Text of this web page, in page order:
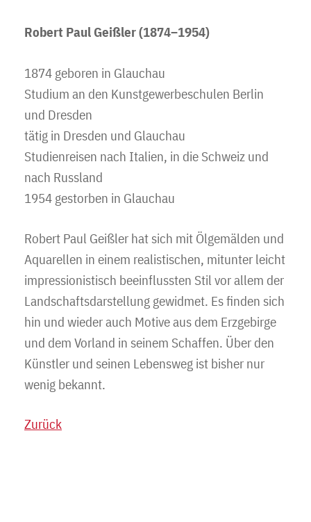
Robert Paul Geißler (1874–1954)
1874 geboren in Glauchau
Studium an den Kunstgewerbeschulen Berlin
und Dresden
tätig in Dresden und Glauchau
Studienreisen nach Italien, in die Schweiz und
nach Russland
1954 gestorben in Glauchau
Robert Paul Geißler hat sich mit Ölgemälden und
Aquarellen in einem realistischen, mitunter leicht
impressionistisch beeinflussten Stil vor allem der
Landschaftsdarstellung gewidmet. Es finden sich
hin und wieder auch Motive aus dem Erzgebirge
und dem Vorland in seinem Schaffen. Über den
Künstler und seinen Lebensweg ist bisher nur
wenig bekannt.
Zurück